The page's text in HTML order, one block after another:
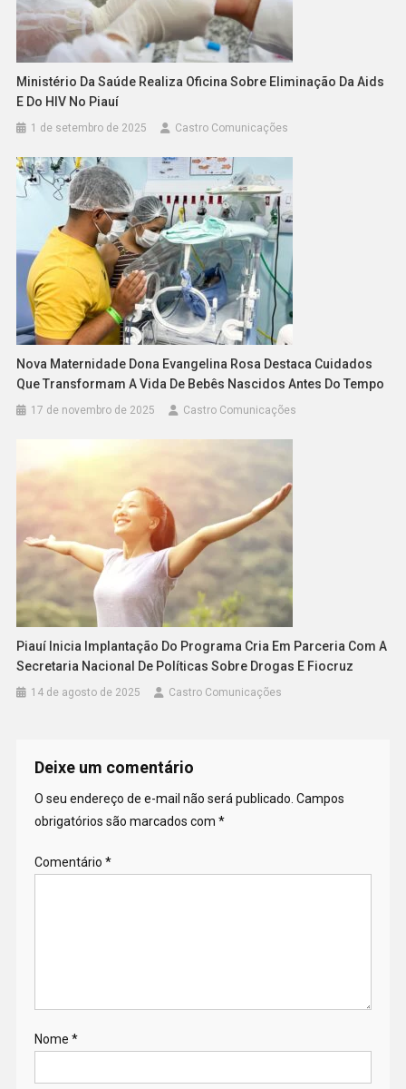
Ministério Da Saúde Realiza Oficina Sobre Eliminação Da Aids
E Do HIV No Piauí
1 de setembro de 2025 Castro Comunicações
Nova Maternidade Dona Evangelina Rosa Destaca Cuidados
Que Transformam A Vida De Bebês Nascidos Antes Do Tempo
17 de novembro de 2025 Castro Comunicações
Piauí Inicia Implantação Do Programa Cria Em Parceria Com A
Secretaria Nacional De Políticas Sobre Drogas E Fiocruz
14 de agosto de 2025 Castro Comunicações
Deixe um comentário
O seu endereço de e-mail não será publicado. Campos
obrigatórios são marcados com *
Comentário *
Nome *